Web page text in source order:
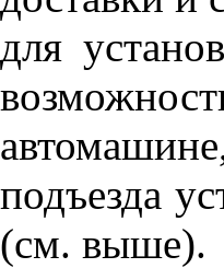
для
подъезда
(см. выше).